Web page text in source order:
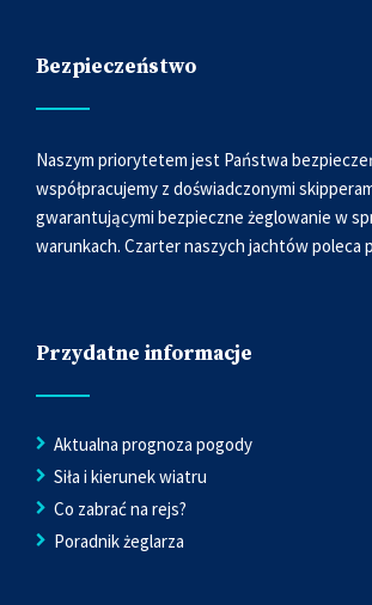
Bezpieczeństwo
Naszym priorytetem jest Państwa
współpracujemy z doświadczonymi
gwarantującymi bezpieczne żeglowanie w
warunkach. Czarter naszych jachtów poleca
Przydatne informacje
Aktualna prognoza pogody
Siła i kierunek wiatru
Co zabrać na rejs?
Poradnik żeglarza